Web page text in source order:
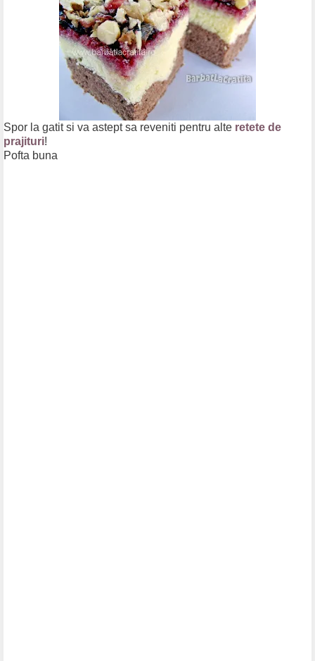
Spor la gatit si va astept sa reveniti pentru alte retete de
prajituri!
Pofta buna